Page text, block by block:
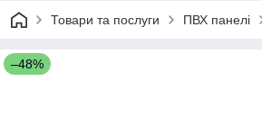
Товари та послуги ПВХ панелі
–48%